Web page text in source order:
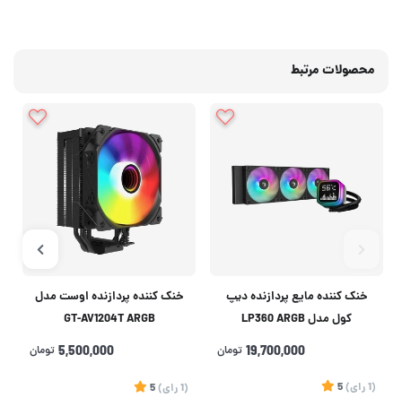
محصولات مرتبط
خنک کننده مایع پردازنده دیپ
کول مدل LP360 ARGB
19,700,000 تومان
(1 رای)
5
خنک کننده پردازنده اوست مدل
GT-AV1204T ARGB
5,500,000 تومان
(1 رای)
5